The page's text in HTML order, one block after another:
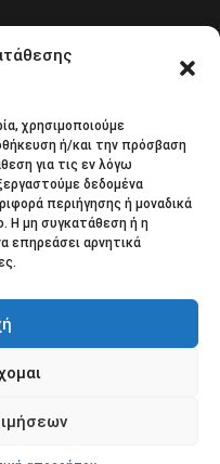
χρησιμοποιούμε
ή/και την πρόσβαση
για τις εν λόγω
δεδομένα
περιήγησης ή μοναδικά
Η μη συγκατάθεση ή η
επηρεάσει αρνητικά
φυλλάδιο και μείνετε